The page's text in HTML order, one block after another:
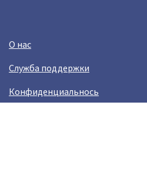
О нас
Служба поддержки
Конфиденциальнось